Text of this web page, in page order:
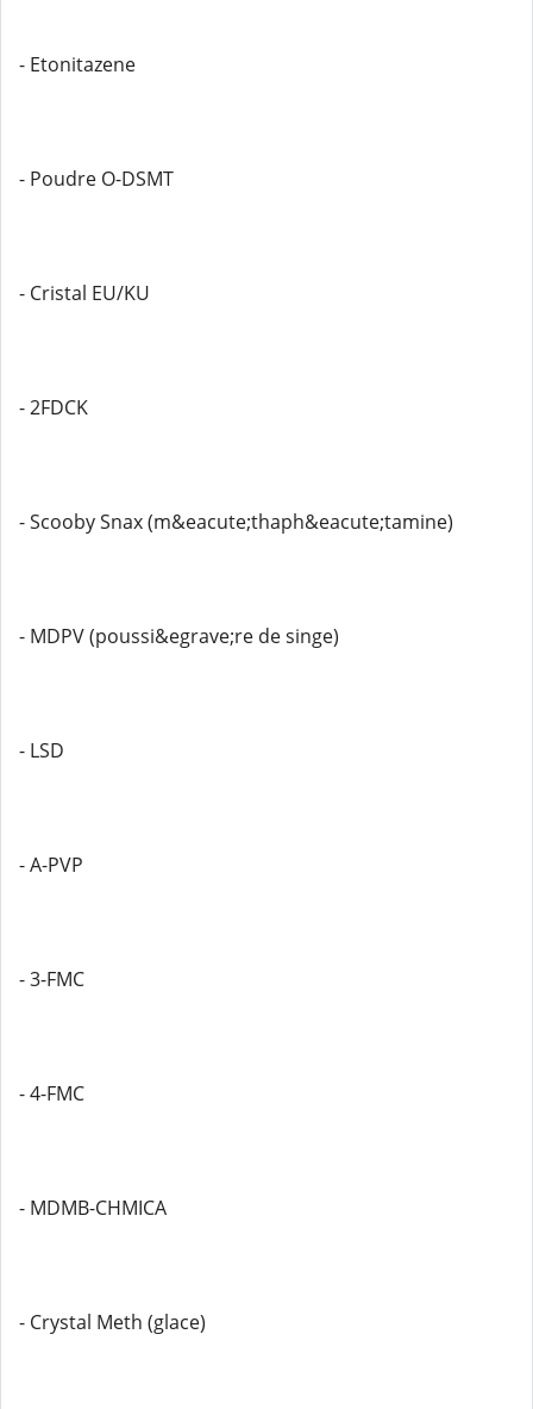
- Etonitazene
- Poudre O-DSMT
- Cristal EU/KU
- 2FDCK
- Scooby Snax (m&eacute;thaph&eacute;tamine)
- MDPV (poussi&egrave;re de singe)
- LSD
- A-PVP
- 3-FMC
- 4-FMC
- MDMB-CHMICA
- Crystal Meth (glace)